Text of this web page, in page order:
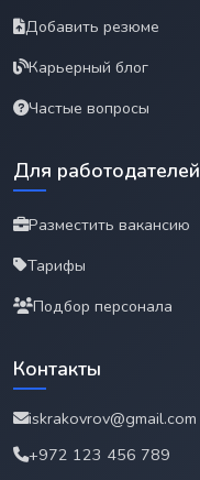
Добавить резюме
Карьерный блог
Частые вопросы
Для работодателей
Разместить вакансию
Тарифы
Подбор персонала
Контакты
iskrakovrov@gmail.com
+972 123 456 789